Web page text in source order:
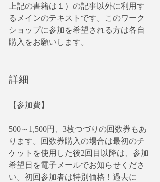
上記の書籍は１）の記事以外に利用す
るメインのテキストです。このワーク
ショップに参加を希望される方は各自
購入をお願いします。
詳細
【参加費】
500～1,500円、3枚つづりの回数券もあ
ります。回数券購入の場合は最初のチ
ケットを使用した後2回目以降は、参加
希望日を電子メールでお知らせくださ
い。初回参加者は特別価格！過去に